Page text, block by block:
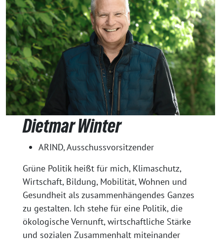
Dietmar Winter
ARIND, Ausschussvorsitzender
Grüne Politik heißt für mich, Klimaschutz,
Wirtschaft, Bildung, Mobilität, Wohnen und
Gesundheit als zusammenhängendes Ganzes
zu gestalten. Ich stehe für eine Politik, die
ökologische Vernunft, wirtschaftliche Stärke
und sozialen Zusammenhalt miteinander